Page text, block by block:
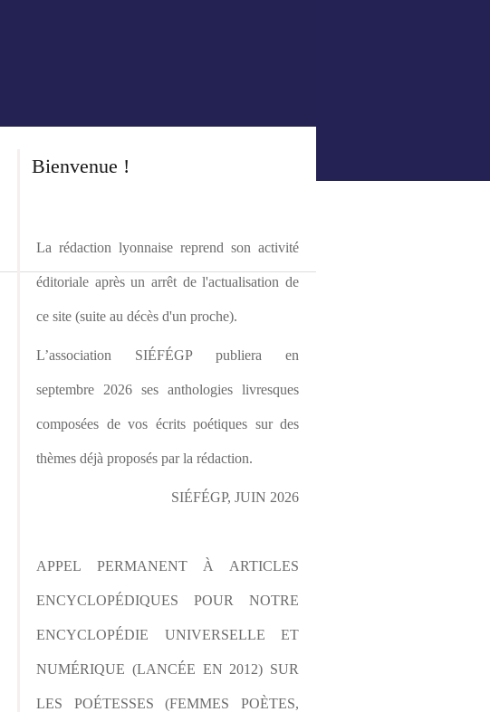
Bienvenue !
La rédaction lyonnaise reprend son activité
éditoriale après un arrêt de l'actualisation de
ce site (suite au décès d'un proche).
L’association SIÉFÉGP publiera en
septembre 2026 ses anthologies livresques
composées de vos écrits poétiques sur des
thèmes déjà proposés par la rédaction.
SIÉFÉGP, JUIN 2026
APPEL PERMANENT À ARTICLES
ENCYCLOPÉDIQUES POUR NOTRE
ENCYCLOPÉDIE UNIVERSELLE ET
NUMÉRIQUE (LANCÉE EN 2012) SUR
LES POÉTESSES (FEMMES POÈTES,